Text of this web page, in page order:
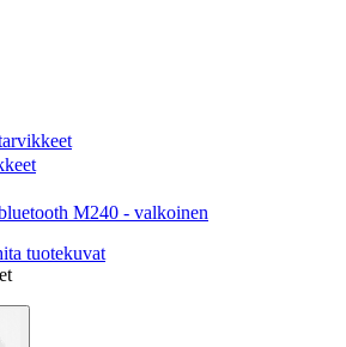
M240 - valkoinen
tuotekuvat